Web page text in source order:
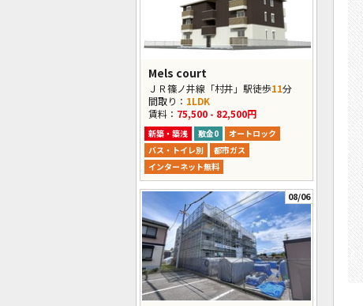
Mels court
ＪＲ篠ノ井線「村井」駅徒歩11分
間取り： 1LDK
賃料： 75,500 - 82,500円
新築・築浅 敷金0
オートロック
バス・トイレ別
都市ガス
インターネット無料
08/06